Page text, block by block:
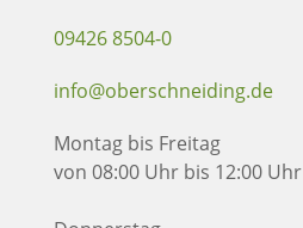
09426 8504-0
info@oberschneiding.de
Montag bis Freitag
von 08:00 Uhr bis 12:00 Uhr